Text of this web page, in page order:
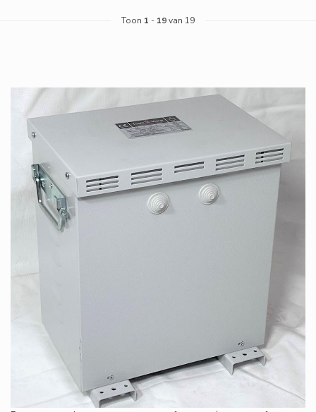
Toon 1 - 19van 19